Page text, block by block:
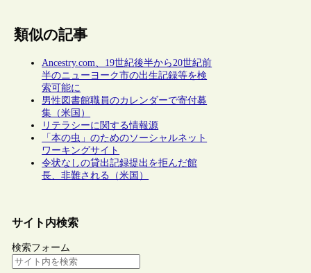
類似の記事
Ancestry.com、19世紀後半から20世紀前
半のニューヨーク市の出生記録等を検
索可能に
男性図書館職員のカレンダーで寄付募
集（米国）
リテラシーに関する情報源
「本の虫」のためのソーシャルネット
ワーキングサイト
令状なしの貸出記録提出を拒んだ館
長、非難される（米国）
サイト内検索
検索フォーム